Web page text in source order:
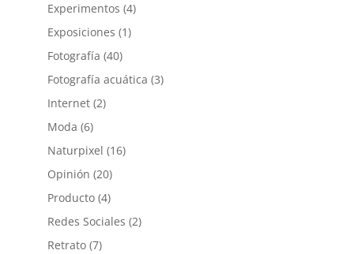
Experimentos (4)
Exposiciones (1)
Fotografía (40)
Fotografía acuática (3)
Internet(2)
Moda (6)
Naturpixel (16)
Opinión (20)
Producto(4)
Redes Sociales (2)
Retrato(7)